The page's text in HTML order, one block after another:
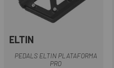
ELTIN
PEDALS ELTIN PLATAFORMA
PRO